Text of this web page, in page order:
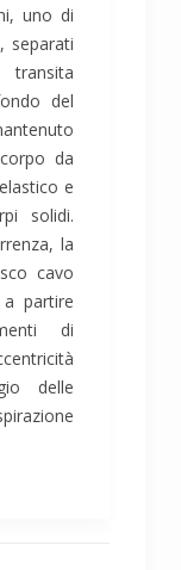
uno di
separati
del
da
e
solidi.
la
cavo
partire
di
delle